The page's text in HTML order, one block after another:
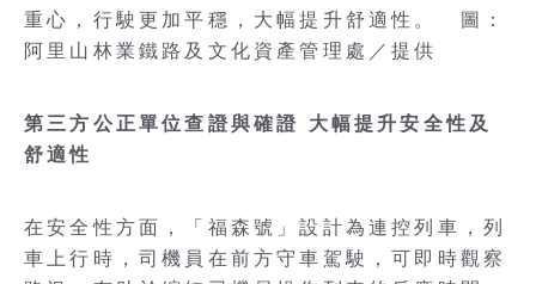
重心，行駛更加平穩，大幅提升舒適性。 圖：
阿里山林業鐵路及文化資產管理處／提供
第三方公正單位查證與確證 大幅提升安全性及
舒適性
在安全性方面，「福森號」設計為連控列車，列
車上行時，司機員在前方守車駕駛，可即時觀察